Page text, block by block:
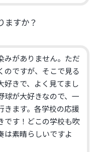
ますか？
がありません。 ただ
ですが、 そこで見る
好きで、よく見てまし
球が大好きなので、 一
ます。 各学校の応援
です！ どこの学校も吹
は素晴らしいですよ